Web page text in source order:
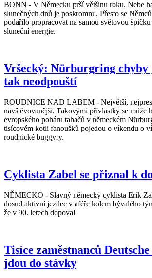
BONN - V Německu prší většinu roku. Nebe
slunečných dnů je poskromnu. Přesto se
podařilo propracovat na samou světovou
sluneční energie.
Vršecký: Nürburgring chyby
tak neodpouští
ROUDNICE NAD LABEM - Největší,
navštěvovanější. Takovými přívlastky se může
evropského poháru tahačů v německém
tisícovém kotli fanoušků pojedou o víkendu o
roudnické buggyry.
Cyklista Zabel se přiznal k
NĚMECKO - Slavný německý cyklista Erik
dosud aktivní jezdec v aféře kolem bývalého
že v 90. letech dopoval.
Tisíce zaměstnanců
jdou do stávky